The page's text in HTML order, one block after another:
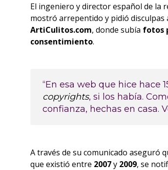
El ingeniero y director español de la
mostró arrepentido y pidió disculpas
ArtiCulitos.com, donde subía fotos
consentimiento.
“En esa web que hice hace
copyrights, si los había.
confianza, hechas en casa.
A través de su comunicado aseguró
que existió entre 2007y 2009, se